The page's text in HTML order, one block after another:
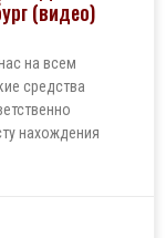
(видео)
на всем
средства
нахождения